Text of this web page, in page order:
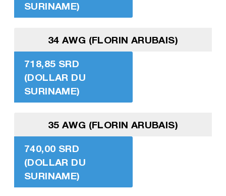
SURINAME)
34 AWG (FLORIN ARUBAIS)
718,85 SRD
(DOLLAR DU
SURINAME)
35 AWG (FLORIN ARUBAIS)
740,00 SRD
(DOLLAR DU
SURINAME)